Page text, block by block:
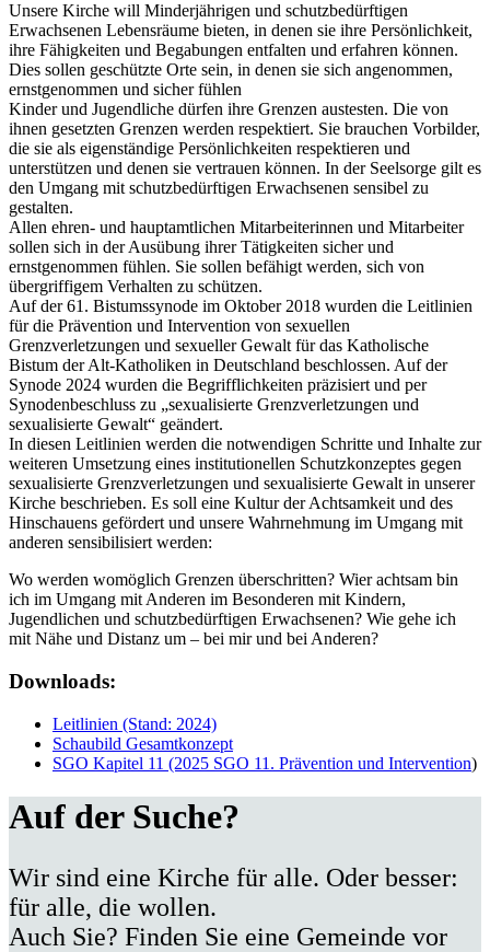
Unsere Kirche will Minderjährigen und schutzbedürftigen
Erwachsenen Lebensräume bieten, in denen sie ihre Persönlichkeit,
ihre Fähigkeiten und Begabungen entfalten und erfahren können.
Dies sollen geschützte Orte sein, in denen sie sich angenommen,
ernstgenommen und sicher fühlen
Kinder und Jugendliche dürfen ihre Grenzen austesten. Die von
ihnen gesetzten Grenzen werden respektiert. Sie brauchen Vorbilder,
die sie als eigenständige Persönlichkeiten respektieren und
unterstützen und denen sie vertrauen können. In der Seelsorge gilt es
den Umgang mit schutzbedürftigen Erwachsenen sensibel zu
gestalten.
Allen ehren- und hauptamtlichen Mitarbeiterinnen und Mitarbeiter
sollen sich in der Ausübung ihrer Tätigkeiten sicher und
ernstgenommen fühlen. Sie sollen befähigt werden, sich von
übergriffigem Verhalten zu schützen.
Auf der 61. Bistumssynode im Oktober 2018 wurden die Leitlinien
für die Prävention und Intervention von sexuellen
Grenzverletzungen und sexueller Gewalt für das Katholische
Bistum der Alt-Katholiken in Deutschland beschlossen. Auf der
Synode 2024 wurden die Begrifflichkeiten präzisiert und per
Synodenbeschluss zu „sexualisierte Grenzverletzungen und
sexualisierte Gewalt“ geändert.
In diesen Leitlinien werden die notwendigen Schritte und Inhalte zur
weiteren Umsetzung eines institutionellen Schutzkonzeptes gegen
sexualisierte Grenzverletzungen und sexualisierte Gewalt in unserer
Kirche beschrieben. Es soll eine Kultur der Achtsamkeit und des
Hinschauens gefördert und unsere Wahrnehmung im Umgang mit
anderen sensibilisiert werden:
Wo werden womöglich Grenzen überschritten? Wier achtsam bin
ich im Umgang mit Anderen im Besonderen mit Kindern,
Jugendlichen und schutzbedürftigen Erwachsenen? Wie gehe ich
mit Nähe und Distanz um – bei mir und bei Anderen?
Downloads:
Leitlinien (Stand: 2024)
Schaubild Gesamtkonzept
SGO Kapitel 11 (2025 SGO 11. Prävention und Intervention)
Auf der Suche?
Wir sind eine Kirche für alle. Oder besser:
für alle, die wollen.
Auch Sie? Finden Sie eine Gemeinde vor